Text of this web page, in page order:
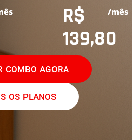
R$
139,80
/mês
COMBO AGORA
OS PLANOS